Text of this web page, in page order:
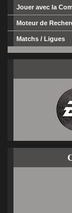
Jouer avec la
Moteur de
Matchs / Ligues